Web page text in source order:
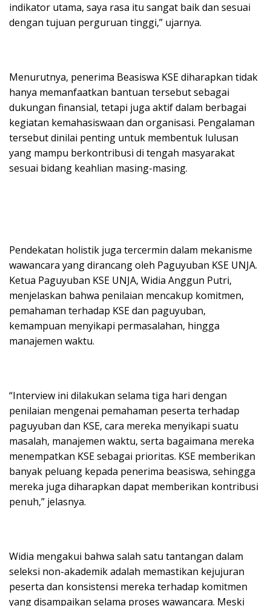
indikator utama, saya rasa itu sangat baik dan sesuai
dengan tujuan perguruan tinggi,” ujarnya.
Menurutnya, penerima Beasiswa KSE diharapkan tidak
hanya memanfaatkan bantuan tersebut sebagai
dukungan finansial, tetapi juga aktif dalam berbagai
kegiatan kemahasiswaan dan organisasi. Pengalaman
tersebut dinilai penting untuk membentuk lulusan
yang mampu berkontribusi di tengah masyarakat
sesuai bidang keahlian masing-masing.
Pendekatan holistik juga tercermin dalam mekanisme
wawancara yang dirancang oleh Paguyuban KSE UNJA.
Ketua Paguyuban KSE UNJA, Widia Anggun Putri,
menjelaskan bahwa penilaian mencakup komitmen,
pemahaman terhadap KSE dan paguyuban,
kemampuan menyikapi permasalahan, hingga
manajemen waktu.
“Interview ini dilakukan selama tiga hari dengan
penilaian mengenai pemahaman peserta terhadap
paguyuban dan KSE, cara mereka menyikapi suatu
masalah, manajemen waktu, serta bagaimana mereka
menempatkan KSE sebagai prioritas. KSE memberikan
banyak peluang kepada penerima beasiswa, sehingga
mereka juga diharapkan dapat memberikan kontribusi
penuh,” jelasnya.
Widia mengakui bahwa salah satu tantangan dalam
seleksi non-akademik adalah memastikan kejujuran
peserta dan konsistensi mereka terhadap komitmen
yang disampaikan selama proses wawancara. Meski